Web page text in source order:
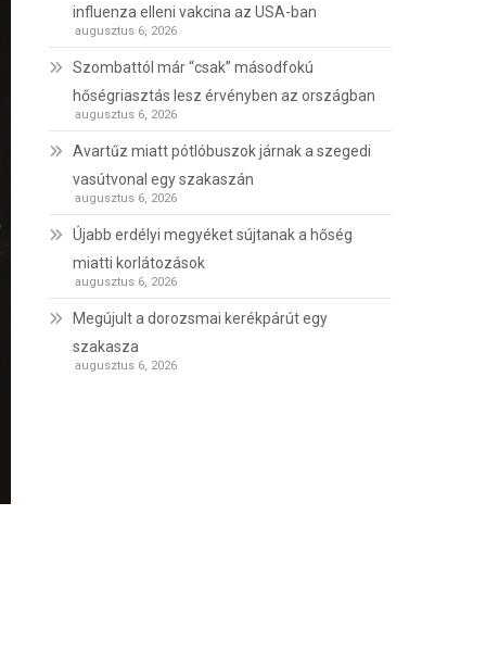
influenza elleni vakcina az USA-ban
augusztus 6, 2026
Szombattól már “csak” másodfokú
hőségriasztás lesz érvényben az országban
augusztus 6, 2026
Avartűz miatt pótlóbuszok járnak a szegedi
vasútvonal egy szakaszán
augusztus 6, 2026
Újabb erdélyi megyéket sújtanak a hőség
miatti korlátozások
augusztus 6, 2026
Megújult a dorozsmai kerékpárút egy
szakasza
augusztus 6, 2026